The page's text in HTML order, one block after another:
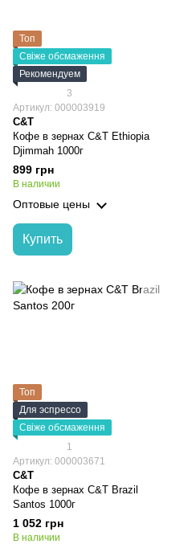
Топ
Свіже обсмаження
Рекомендуем
3
Артикул: 000003919
C&T
Кофе в зернах C&T Ethiopia
Djimmah 1000г
899 грн
В наличии
Оптовые цены
Купить
Топ
Для эспрессо
Свіже обсмаження
1
Артикул: 000003671
C&T
Кофе в зернах C&T Brazil
Santos 1000г
1 052 грн
В наличии